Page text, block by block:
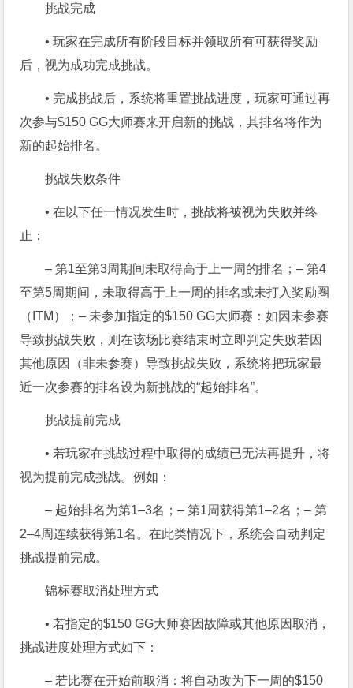
挑战完成
• 玩家在完成所有阶段目标并领取所有可获得奖励
后，视为成功完成挑战。
• 完成挑战后，系统将重置挑战进度，玩家可通过再
次参与$150 GG大师赛来开启新的挑战，其排名将作为
新的起始排名。
挑战失败条件
• 在以下任一情况发生时，挑战将被视为失败并终
止：
– 第1至第3周期间未取得高于上一周的排名；– 第4
至第5周期间，未取得高于上一周的排名或未打入奖励圈
（ITM）；– 未参加指定的$150 GG大师赛：如因未参赛
导致挑战失败，则在该场比赛结束时立即判定失败若因
其他原因（非未参赛）导致挑战失败，系统将把玩家最
近一次参赛的排名设为新挑战的“起始排名”。
挑战提前完成
• 若玩家在挑战过程中取得的成绩已无法再提升，将
视为提前完成挑战。例如：
– 起始排名为第1–3名；– 第1周获得第1–2名；– 第
2–4周连续获得第1名。在此类情况下，系统会自动判定
挑战提前完成。
锦标赛取消处理方式
• 若指定的$150 GG大师赛因故障或其他原因取消，
挑战进度处理方式如下：
– 若比赛在开始前取消：将自动改为下一周的$150